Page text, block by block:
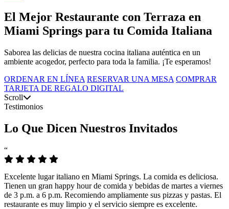
El Mejor Restaurante con Terraza en
Miami Springs para tu Comida Italiana
Saborea las delicias de nuestra cocina italiana auténtica en un
ambiente acogedor, perfecto para toda la familia. ¡Te esperamos!
ORDENAR EN LÍNEA RESERVAR UNA MESA COMPRAR
TARJETA DE REGALO DIGITAL
Scroll
Testimonios
Lo Que Dicen Nuestros Invitados
“
Excelente lugar italiano en Miami Springs. La comida es deliciosa.
Tienen un gran happy hour de comida y bebidas de martes a viernes
de 3 p.m. a 6 p.m. Recomiendo ampliamente sus pizzas y pastas. El
restaurante es muy limpio y el servicio siempre es excelente.